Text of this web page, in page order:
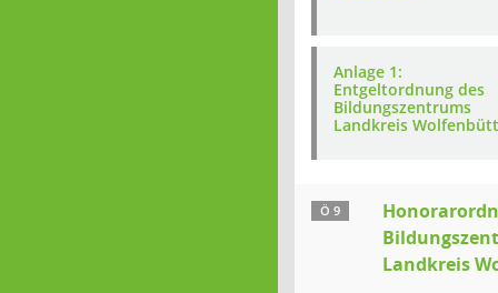
Anlage 1:
Entgeltordnung des
Bildungszentrums
Landkreis
Ö 9
Landkreis